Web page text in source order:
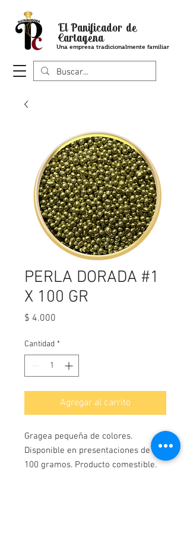
El Panificador de
Cartagena
Una empresa tradicionalmente familiar
PERLA DORADA #1
X 100 GR
$ 4.000
Cantidad *
Agregar al carrito
Gragea pequeña de colores.
Disponible en presentaciones de
100 gramos. Producto comestible.